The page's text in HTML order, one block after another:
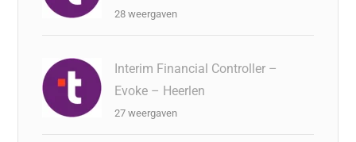
28 weergaven
Interim Financial Controller –
Evoke – Heerlen
27 weergaven